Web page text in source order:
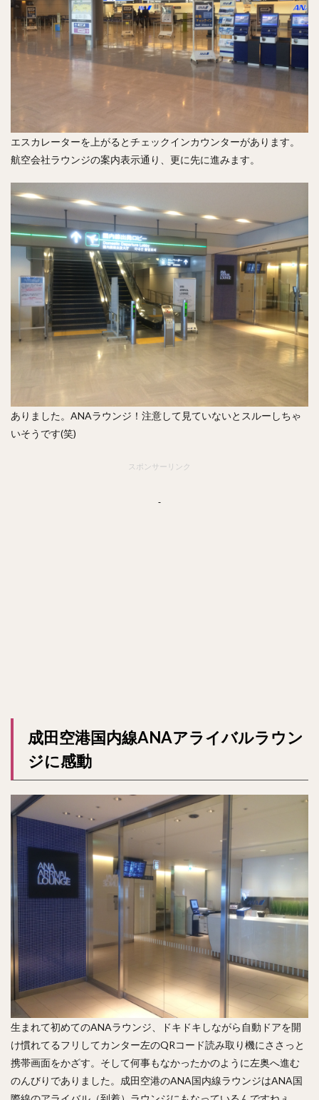
エスカレーターを上がるとチェックインカウンターがあります。
航空会社ラウンジの案内表示通り、更に先に進みます。
ありました。ANAラウンジ！注意して見ていないとスルーしちゃ
いそうです(笑)
スポンサーリンク
成田空港国内線ANAアライバルラウン
ジに感動
生まれて初めてのANAラウンジ、ドキドキしながら自動ドアを開
け慣れてるフリしてカンター左のQRコード読み取り機にささっと
携帯画面をかざす。そして何事もなかったかのように左奥へ進む
のんびりでありました。成田空港のANA国内線ラウンジはANA国